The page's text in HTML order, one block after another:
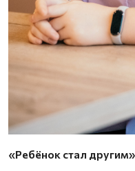
«Ребёнок стал другим»